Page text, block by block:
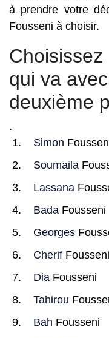
à prendre votre
Fousseni à choisir.
qui va
deuxième
.
Simon
Soumaila
Lassana
Bada Fousseni
Georges
Cherif Fousseni
Dia Fousseni
Tahirou
Bah Fousseni